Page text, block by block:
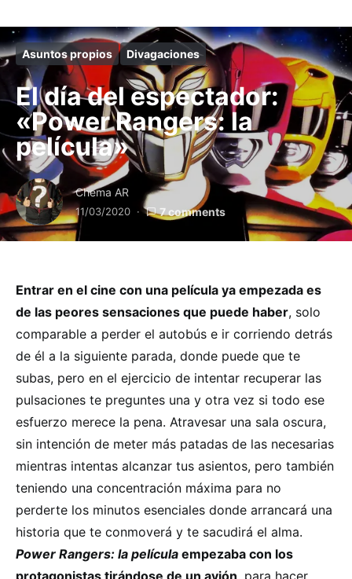
Asuntos propios Divagaciones
El día del espectador:
«Power Rangers: la
película»
Chema AR
11/03/2020 7 comments
Entrar en el cine con una película ya empezada es
de las peores sensaciones que puede haber, solo
comparable a perder el autobús e ir corriendo detrás
de él a la siguiente parada, donde puede que te
subas, pero en el ejercicio de intentar recuperar las
pulsaciones te preguntes una y otra vez si todo ese
esfuerzo merece la pena. Atravesar una sala oscura,
sin intención de meter más patadas de las necesarias
mientras intentas alcanzar tus asientos, pero también
teniendo una concentración máxima para no
perderte los minutos esenciales donde arrancará una
historia que te conmoverá y te sacudirá el alma.
Power Rangers: la película empezaba con los